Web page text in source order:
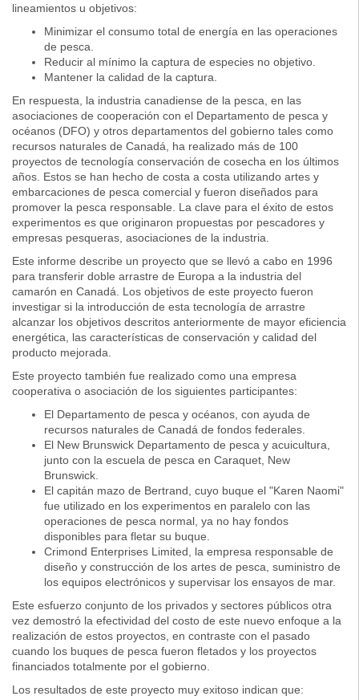
lineamientos u objetivos:
Minimizar el consumo total de energía en las operaciones
de pesca.
Reducir al mínimo la captura de especies no objetivo.
Mantener la calidad de la captura.
En respuesta, la industria canadiense de la pesca, en las
asociaciones de cooperación con el Departamento de pesca y
océanos (DFO) y otros departamentos del gobierno tales como
recursos naturales de Canadá, ha realizado más de 100
proyectos de tecnología conservación de cosecha en los últimos
años. Estos se han hecho de costa a costa utilizando artes y
embarcaciones de pesca comercial y fueron diseñados para
promover la pesca responsable. La clave para el éxito de estos
experimentos es que originaron propuestas por pescadores y
empresas pesqueras, asociaciones de la industria.
Este informe describe un proyecto que se llevó a cabo en 1996
para transferir doble arrastre de Europa a la industria del
camarón en Canadá. Los objetivos de este proyecto fueron
investigar si la introducción de esta tecnología de arrastre
alcanzar los objetivos descritos anteriormente de mayor eficiencia
energética, las características de conservación y calidad del
producto mejorada.
Este proyecto también fue realizado como una empresa
cooperativa o asociación de los siguientes participantes:
El Departamento de pesca y océanos, con ayuda de
recursos naturales de Canadá de fondos federales.
El New Brunswick Departamento de pesca y acuicultura,
junto con la escuela de pesca en Caraquet, New
Brunswick.
El capitán mazo de Bertrand, cuyo buque el "Karen Naomi"
fue utilizado en los experimentos en paralelo con las
operaciones de pesca normal, ya no hay fondos
disponibles para fletar su buque.
Crimond Enterprises Limited, la empresa responsable de
diseño y construcción de los artes de pesca, suministro de
los equipos electrónicos y supervisar los ensayos de mar.
Este esfuerzo conjunto de los privados y sectores públicos otra
vez demostró la efectividad del costo de este nuevo enfoque a la
realización de estos proyectos, en contraste con el pasado
cuando los buques de pesca fueron fletados y los proyectos
financiados totalmente por el gobierno.
Los resultados de este proyecto muy exitoso indican que: